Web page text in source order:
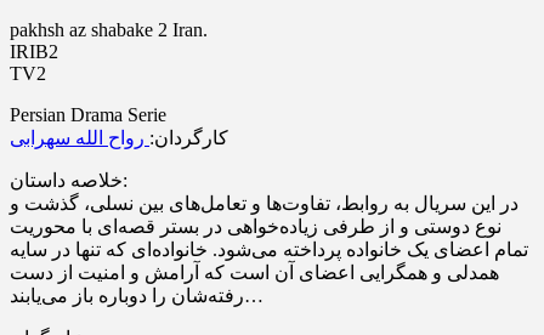
pakhsh az shabake 2 Iran.
IRIB2
TV2
Persian Drama Serie
کارگردان: رواح الله سهرابی
خلاصه داستان:
در این سریال به روابط، تفاوت‌ها و تعامل‌های بین نسلی، گذشت و
نوع دوستی و از طرفی زیاده‌خواهی در بستر قصه‌ای با محوریت
تمام اعضای یک خانواده پرداخته می‌شود. خانواده‌ای که تنها در سایه
همدلی و همگرایی اعضای آن است که آرامش و امنیت از دست
رفته‌شان را دوباره باز می‌یابند…